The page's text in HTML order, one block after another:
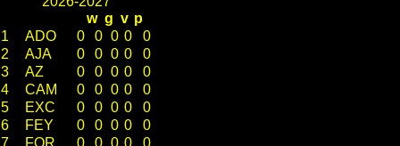
w g v p
1
ADO 0 0 0 0
0
2
AJA 0 0 0 0
0
3
AZ 0 0 0 0
0
4
CAM 0 0 0 0
0
5
EXC 0 0 0 0
0
6
FEY 0 0 0 0
0